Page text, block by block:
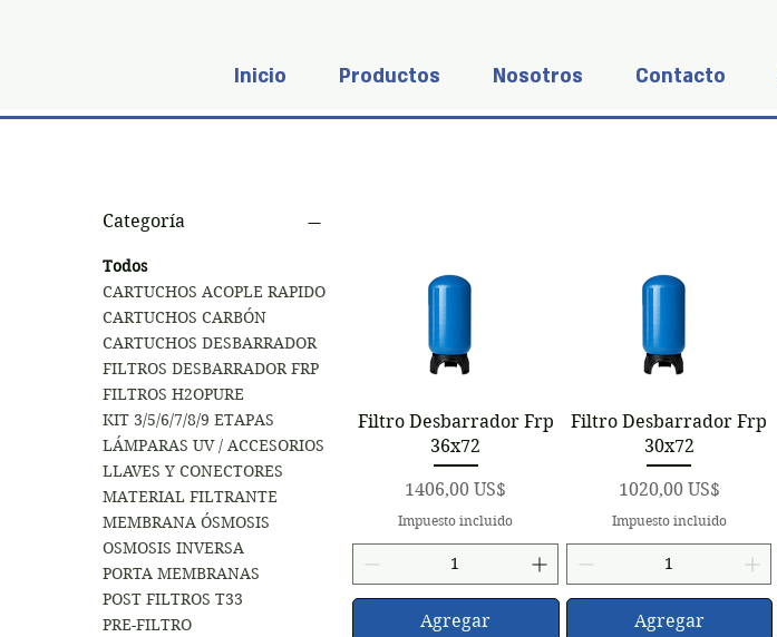
Inicio Productos Nosotros Contacto
Categoría
Todos
CARTUCHOS ACOPLE RAPIDO
CARTUCHOS CARBÓN
CARTUCHOS DESBARRADOR
FILTROS DESBARRADOR FRP
FILTROS H2OPURE
KIT 3/5/6/7/8/9 ETAPAS
LÁMPARAS UV / ACCESORIOS
LLAVES Y CONECTORES
MATERIAL FILTRANTE
MEMBRANA ÓSMOSIS
OSMOSIS INVERSA
PORTA MEMBRANAS
POST FILTROS T33
PRE-FILTRO
Vista rápida
Filtro Desbarrador Frp
36x72
Precio
1406,00 US$
Impuesto incluido
Agregar
Vista rápida
Filtro Desbarrador Frp
30x72
Precio
1020,00 US$
Impuesto incluido
Agregar